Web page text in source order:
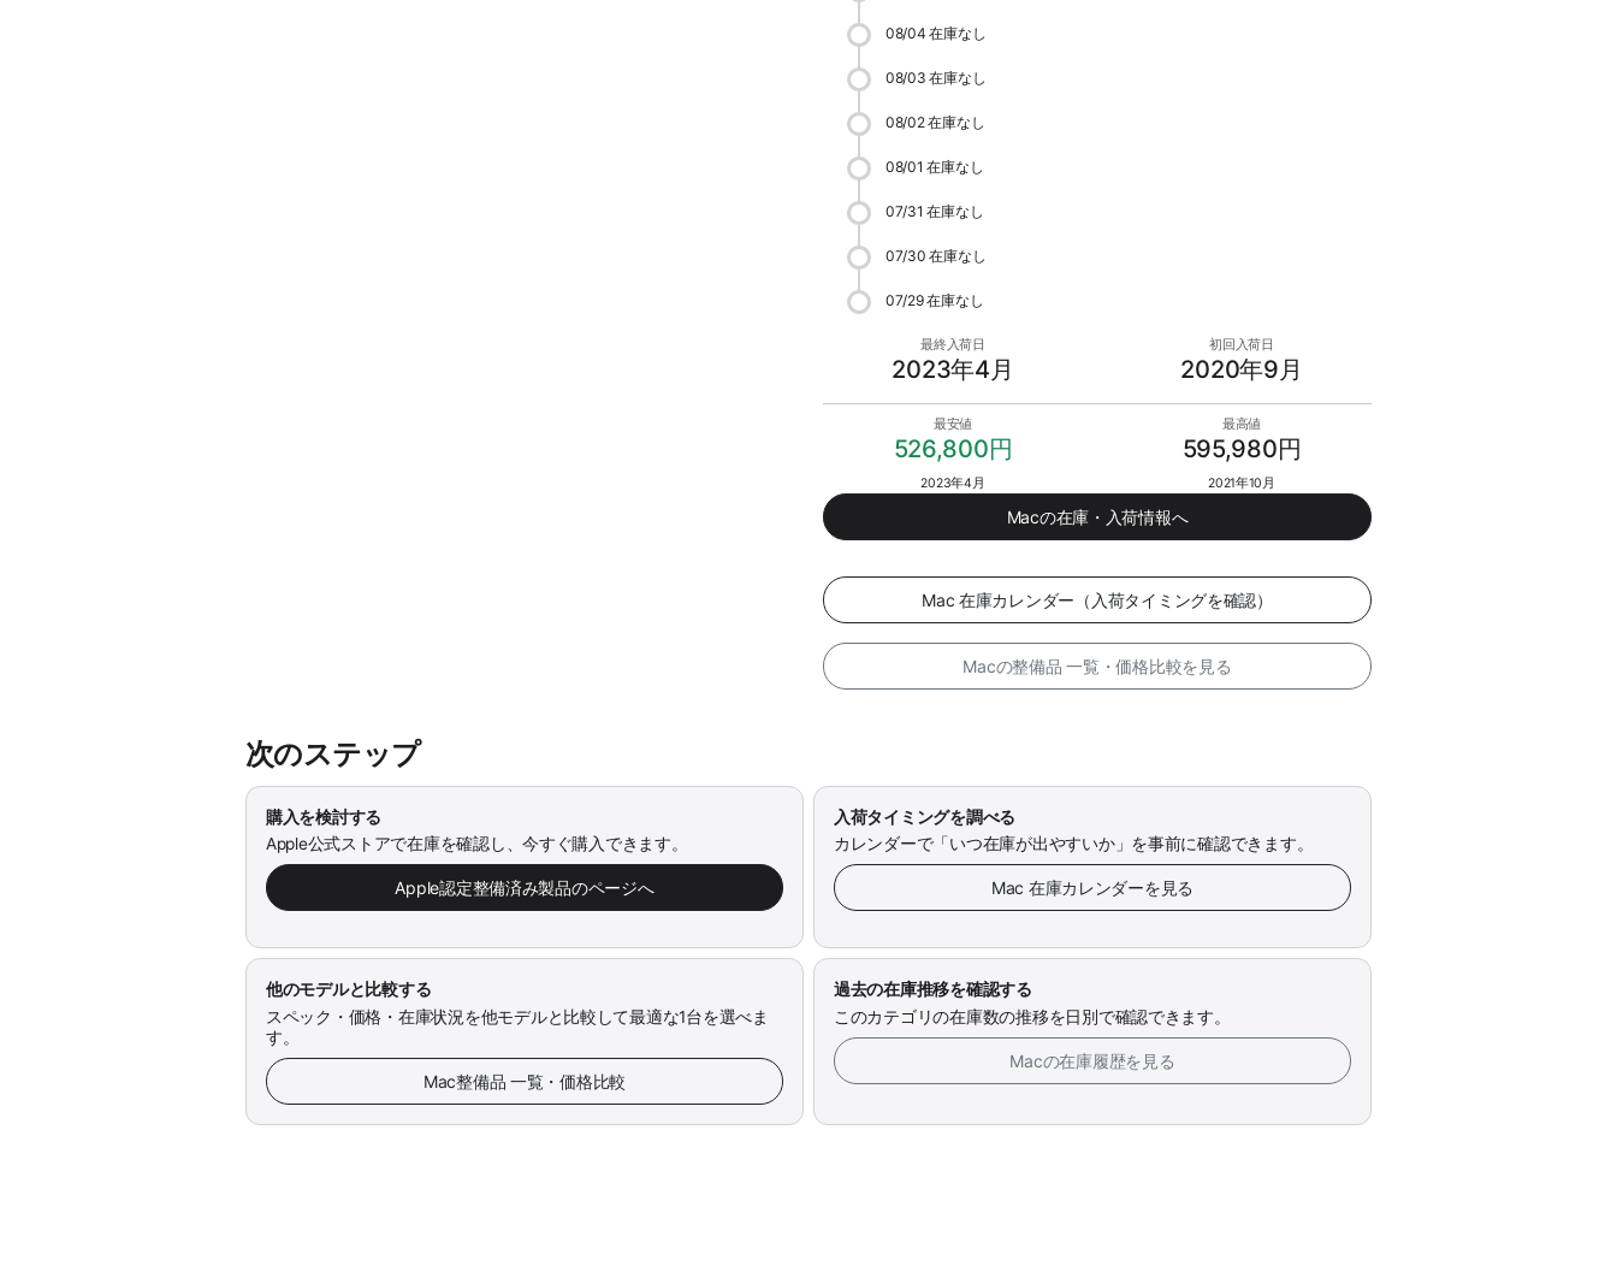
08/04 在庫なし
08/03 在庫なし
08/02在庫なし
08/01 在庫なし
07/31 在庫なし
07/30 在庫なし
07/29在庫なし
最終入荷日
2023年4月
初回入荷日
2020年9月
最安値
526,800円
2023年4月
最高値
595,980円
2021年10月
Macの在庫・入荷情報へ
Mac 在庫カレンダー（入荷タイミングを確認）
Macの整備品 一覧・価格比較を見る
次のステップ
購入を検討する
Apple公式ストアで在庫を確認し、今すぐ購入できます。
Apple認定整備済み製品のページへ
入荷タイミングを調べる
カレンダーで「いつ在庫が出やすいか」を事前に確認できます。
Mac 在庫カレンダーを見る
他のモデルと比較する
スペック・価格・在庫状況を他モデルと比較して最適な1台を選べま
す。
Mac整備品 一覧・価格比較
過去の在庫推移を確認する
このカテゴリの在庫数の推移を日別で確認できます。
Macの在庫履歴を見る